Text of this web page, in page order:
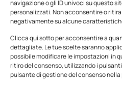
navigazione o gli ID univoci su questo
personalizzati. Non acconsentire o
negativamente su alcune
Clicca qui sotto per acconsentire a
dettagliate. Le tue scelte saranno
possibile modificare le impostazioni in
ritiro del consenso, utilizzando i
pulsante di gestione del consenso
TAG: DIGITAL TWIN
FLORIANO
INTELLIGENZA ARTIFICIALE
IOT
METAVERSO INDUSTRIALE
SIEMENS XCELERATOR